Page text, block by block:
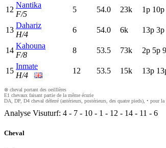
12
Nantika
F/5
5 54.0 23k 1p 10p
13
Dahariz
H/4
6 54.0 6k 13p 3p
14
Kahouna
F/8
8 53.5 73k 2p 5p 9
15
Inmate
H/4
12 53.5 15k 13p
⊗ cheval portant des oeilllères
E1 chevaux faisant partie de la même écurie
DA, DP, D4 cheval déferré (antérieurs, postérieurs, des quatre pieds), • pour la
Analyse Visuturf: 4 - 7 - 10 - 1 - 12 - 14 - 11 - 6
Cheval